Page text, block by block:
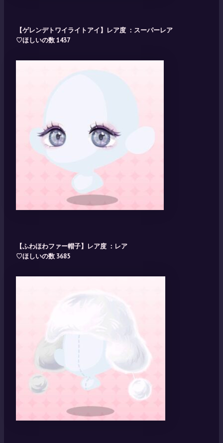
【ゲレンデトワイライトアイ】レア度 ：スーパーレア
♡ほしいの数 1437
【ふわほわファー帽子】レア度 ：レア
♡ほしいの数 3685